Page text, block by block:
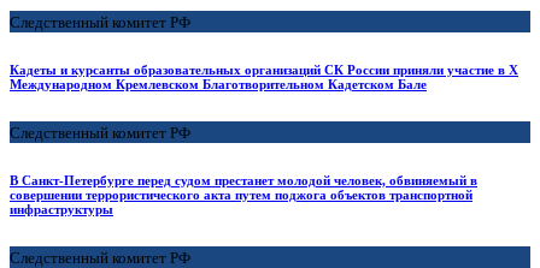
Следственный комитет РФ
Кадеты и курсанты образовательных организаций СК России приняли участие в X
Международном Кремлевском Благотворительном Кадетском Бале
Следственный комитет РФ
В Санкт-Петербурге перед судом престанет молодой человек, обвиняемый в
совершении террористического акта путем поджога объектов транспортной
инфраструктуры
Следственный комитет РФ